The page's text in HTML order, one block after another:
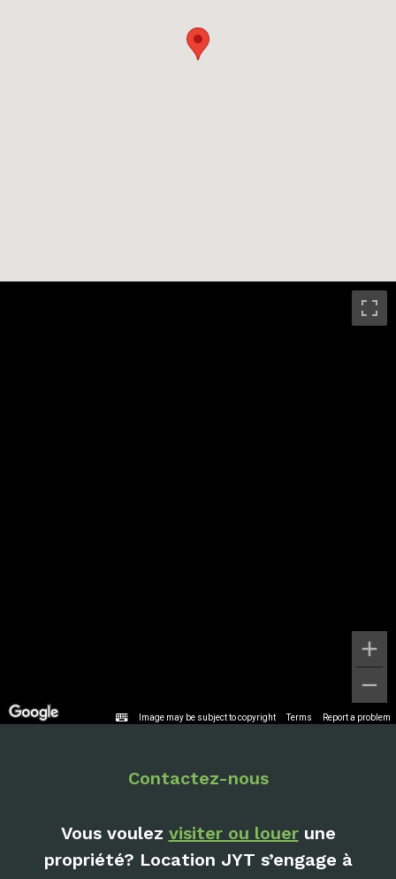
Image may be subject to copyright Terms Report a problem
Contactez-nous
Vous voulez visiter ou louerune
propriété? Location JYT s’engage à